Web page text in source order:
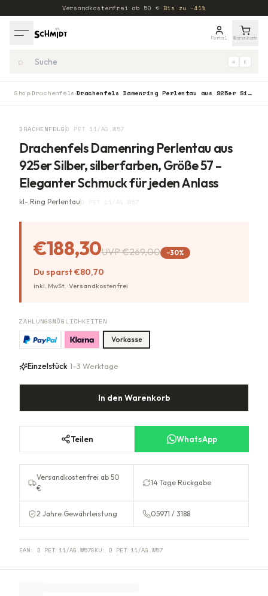
Versandkostenfrei ab 50 € Bis zu −41%
Portal Warenkorb
⌕ ⌘ K
Shop›Drachenfels › Drachenfels Damenring Perlentau aus 925er Silber, silberfarben, Größe 57 – Eleganter Schmuck für jeden Anlass
DRACHENFELS D PET 11/AG.W57
Drachenfels Damenring Perlentau aus
925er Silber, silberfarben, Größe 57 –
Eleganter Schmuck für jeden Anlass
kl- Ring Perlentau D PET 11/AG.W57
€188,30UVP€269,00 −30%
Du sparst€80,70
inkl. MwSt. ·Versandkostenfrei
ZAHLUNGSMÖGLICHKEITEN
Vorkasse
Einzelstück· 1–3 Werktage
In den Warenkorb
Teilen WhatsApp
Versandkostenfrei ab 50
€
14 Tage Rückgabe
2 Jahre Gewährleistung 05971 / 3188
EAN: D PET 11/AG.W57SKU: D PET 11/AG.W57